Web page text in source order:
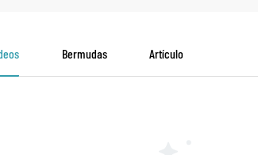
Bermudas Artículo